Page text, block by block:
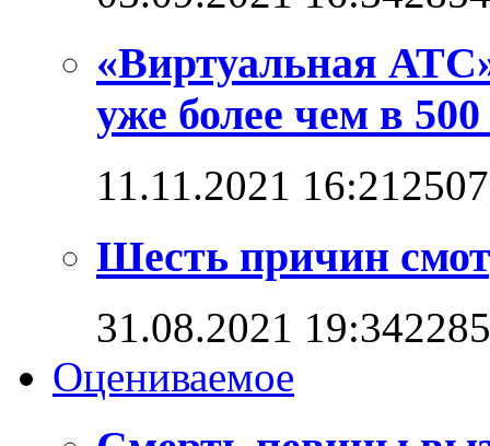
«Виртуальная
уже более чем в 500
11.11.2021 16:21
Шесть причин
31.08.2021 19:34
Оцениваемое